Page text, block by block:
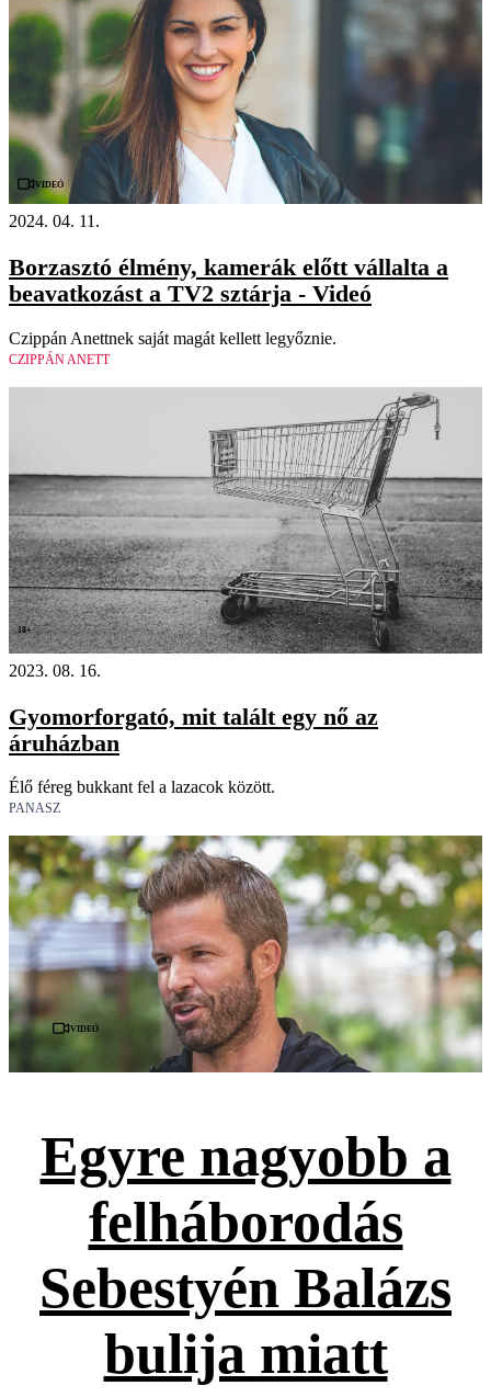
Videó
2024. 04. 11.
Borzasztó élmény, kamerák előtt vállalta a
beavatkozást a TV2 sztárja - Videó
Czippán Anettnek saját magát kellett legyőznie.
CZIPPÁN ANETT
18+
2023. 08. 16.
Gyomorforgató, mit talált egy nő az
áruházban
Élő féreg bukkant fel a lazacok között.
PANASZ
Videó
Egyre nagyobb a
felháborodás
Sebestyén Balázs
bulija miatt